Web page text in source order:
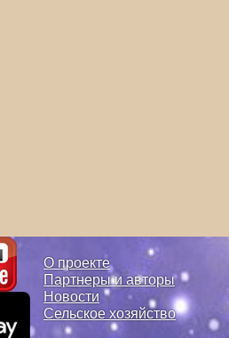
О проекте
Партнеры и авторы
Новости
Сельское хозяйство